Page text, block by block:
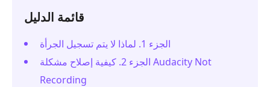
قائمة الدليل
الجزء 1. لماذا لا يتم تسجيل الجرأة
الجزء 2. كيفية إصلاح مشكلة Audacity Not
Recording